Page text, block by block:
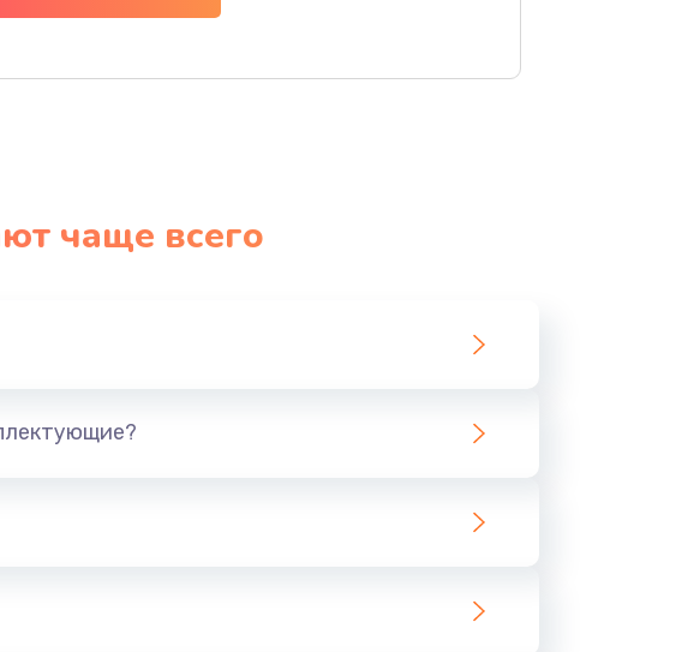
чаще всего